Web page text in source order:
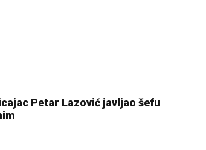
Petar Lazović javljao šefu